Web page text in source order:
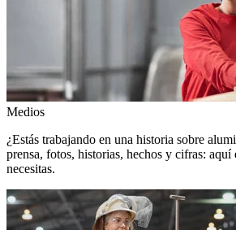
Medios
¿Estás trabajando en una historia sobre
prensa, fotos, historias, hechos y cifras: aquí
necesitas.